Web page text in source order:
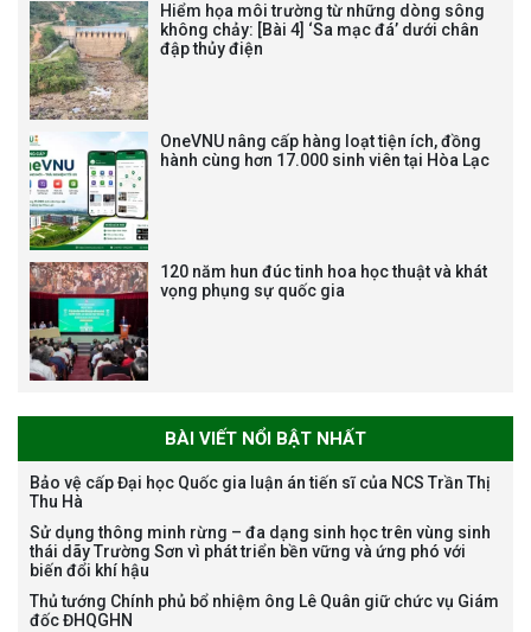
Bảo vệ luận án tiến sĩ của NCS
Nguyễn Thế Thông
ban chuyên môn đánh giá hồ
sơ chuyên môn cho các thí sinh
năm 2026
Hiểm họa môi trường từ những dòng sông
không chảy: [Bài 4] ‘Sa mạc đá’ dưới chân
đập thủy điện
OneVNU nâng cấp hàng loạt tiện ích, đồng
hành cùng hơn 17.000 sinh viên tại Hòa Lạc
120 năm hun đúc tinh hoa học thuật và khát
vọng phụng sự quốc gia
BÀI VIẾT NỔI BẬT NHẤT
Bảo vệ cấp Đại học Quốc gia luận án tiến sĩ của NCS Trần Thị
Thu Hà
Sử dụng thông minh rừng – đa dạng sinh học trên vùng sinh
thái dãy Trường Sơn vì phát triển bền vững và ứng phó với
biến đổi khí hậu
Thủ tướng Chính phủ bổ nhiệm ông Lê Quân giữ chức vụ Giám
đốc ĐHQGHN